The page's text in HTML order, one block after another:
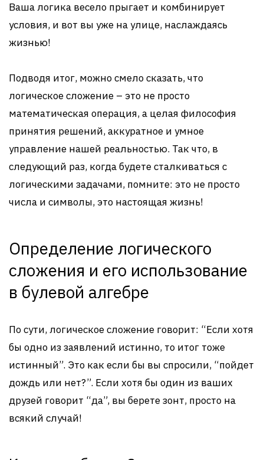
Ваша логика весело прыгает и комбинирует
условия, и вот вы уже на улице, наслаждаясь
жизнью!
Подводя итог, можно смело сказать, что
логическое сложение – это не просто
математическая операция, а целая философия
принятия решений, аккуратное и умное
управление нашей реальностью. Так что, в
следующий раз, когда будете сталкиваться с
логическими задачами, помните: это не просто
числа и символы, это настоящая жизнь!
Определение логического
сложения и его использование
в булевой алгебре
По сути, логическое сложение говорит: “Если хотя
бы одно из заявлений истинно, то итог тоже
истинный”. Это как если бы вы спросили, “пойдет
дождь или нет?”. Если хотя бы один из ваших
друзей говорит “да”, вы берете зонт, просто на
всякий случай!